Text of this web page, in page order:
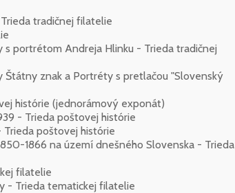
tradičnej filatelie
s portrétom Andreja Hlinku - Trieda tradičnej
Štátny znak a Portréty s pretlačou "Slovenský
histórie (jednorámový exponát)
- Trieda poštovej histórie
poštovej histórie
1866 na území dnešného Slovenska - Trieda
filatelie
- Trieda tematickej filatelie